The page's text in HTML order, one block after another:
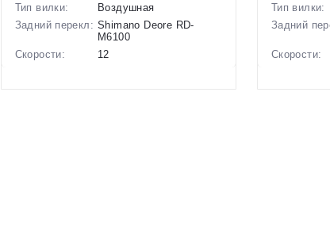
Тип вилки:
Воздушная
Задний перекл: Shimano Deore RD-
M6100
Скорости:
12
Тип вилки:
Задний
Скорости: